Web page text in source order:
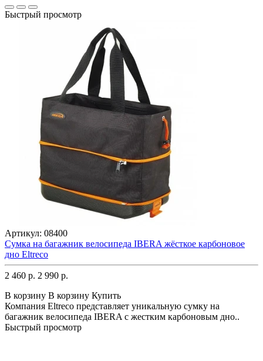
Быстрый просмотр
Артикул: 08400
Сумка на багажник велосипеда IBERA жёсткое карбоновое
дно Eltreco
2 460 р. 2 990 р.
В корзину В корзину Купить
Компания Eltreco представляет уникальную сумку на
багажник велосипеда IBERA с жестким карбоновым дно..
Быстрый просмотр